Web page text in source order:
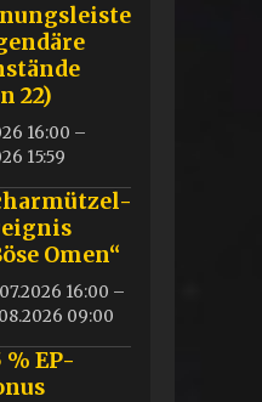
22)
16:00 –
15:59
Omen“
16:00 –
09:00
% EP-